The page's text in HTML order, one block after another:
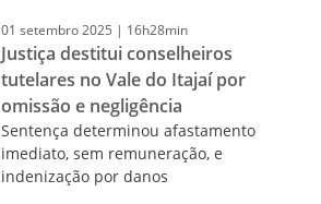
01 setembro2025 | 16h28min
Justiça destitui conselheiros
tutelares no Vale do Itajaí por
omissão e negligência
Sentença determinou afastamento
imediato, sem remuneração, e
indenização por danos